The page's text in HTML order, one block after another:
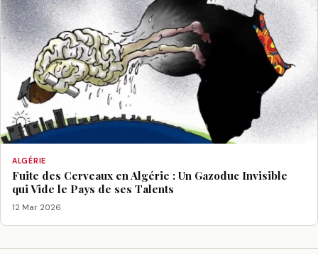
ALGÉRIE
Fuite des Cerveaux en Algérie : Un Gazoduc Invisible
qui Vide le Pays de ses Talents
12 Mar 2026